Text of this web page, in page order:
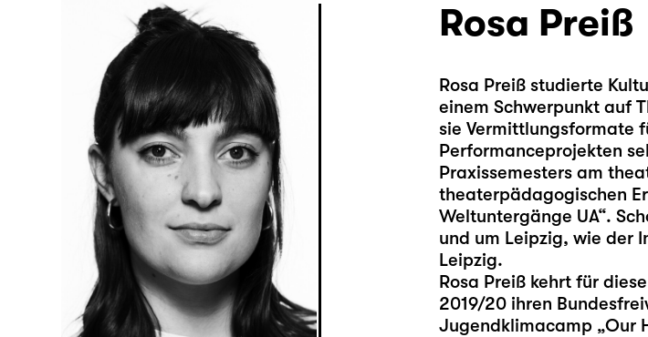
Rosa Preiß
Rosa Preiß studierte
einem Schwerpunkt auf
sie Vermittlungsformate
Performanceprojekten
Praxissemesters am
theaterpädagogischen
Weltuntergänge UA“.
und um Leipzig, wie der
Leipzig.
Rosa Preiß kehrt für
2019/20 ihren
Jugendklimacamp „Our